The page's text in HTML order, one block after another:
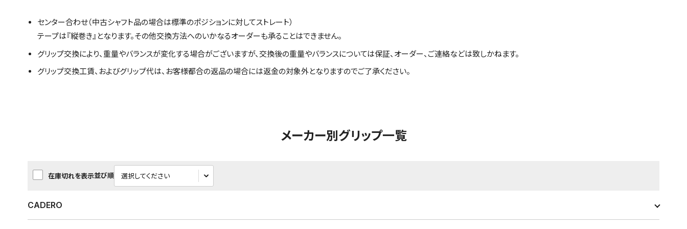
センター合わせ（中古シャフト品の場合は標準のポジションに対してストレート）
テープは『縦巻き』となります。その他交換方法へのいかなるオーダーも承ることはできません。
グリップ交換により、重量やバランスが変化する場合がございますが、交換後の重量やバランスについては保証、オーダー、ご連絡などは致しかねます。
グリップ交換工賃、およびグリップ代は、お客様都合の返品の場合には返金の対象外となりますのでご了承ください。
メーカー別グリップ一覧
在庫切れを表示並び順
CADERO